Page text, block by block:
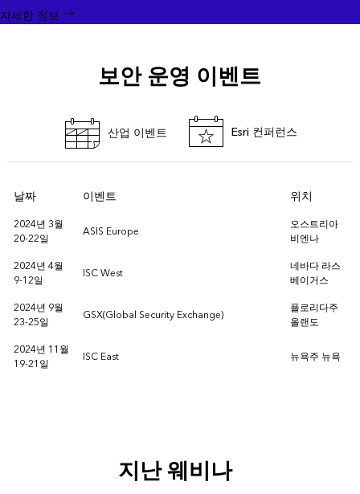
자세한 정보
보안 운영 이벤트
산업 이벤트 Esri 컨퍼런스
날짜 이벤트 위치
2024년 3월
20-22일
ASIS Europe
오스트리아
비엔나
2024년 4월
9-12일
ISC West
네바다 라스
베이거스
2024년 9월
23-25일
GSX(Global Security Exchange)
플로리다주
올랜도
2024년 11월
19-21일
ISC East 뉴욕주 뉴욕
지난 웨비나